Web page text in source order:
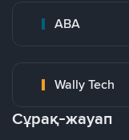
ABA
Wally Tech
Сұрақ-жауап